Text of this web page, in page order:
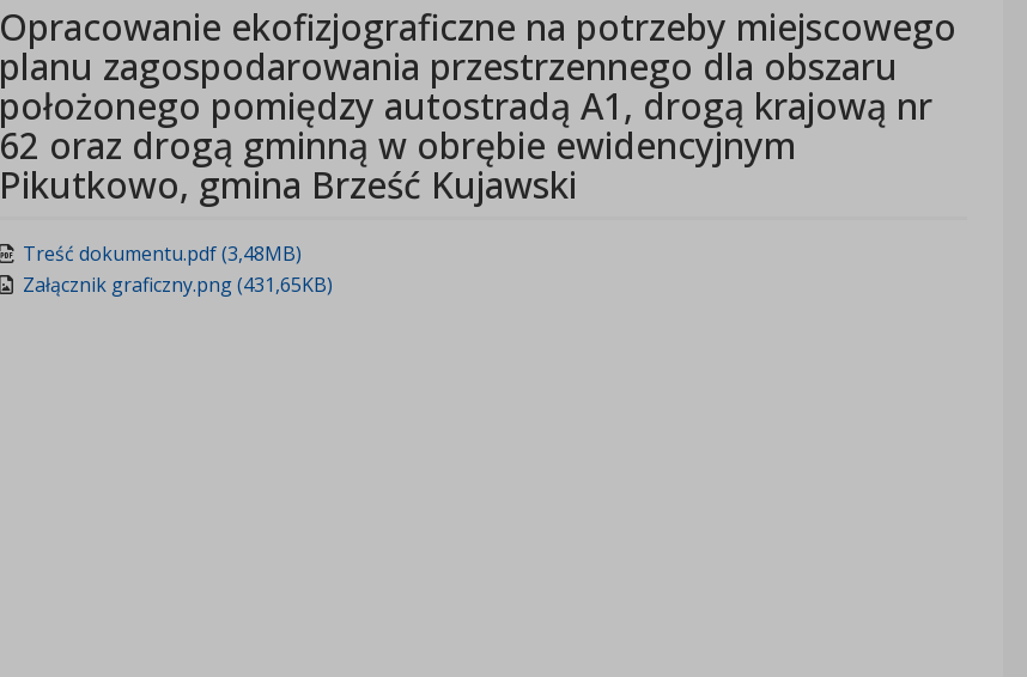
Opracowanie ekofizjograficzne na potrzeby miejscowego
planu zagospodarowania przestrzennego dla obszaru
położonego pomiędzy autostradą A1, drogą krajową nr
62 oraz drogą gminną w obrębie ewidencyjnym
Pikutkowo, gmina Brześć Kujawski
Treść dokumentu.pdf (3,48MB)
Załącznik graficzny.png (431,65KB)